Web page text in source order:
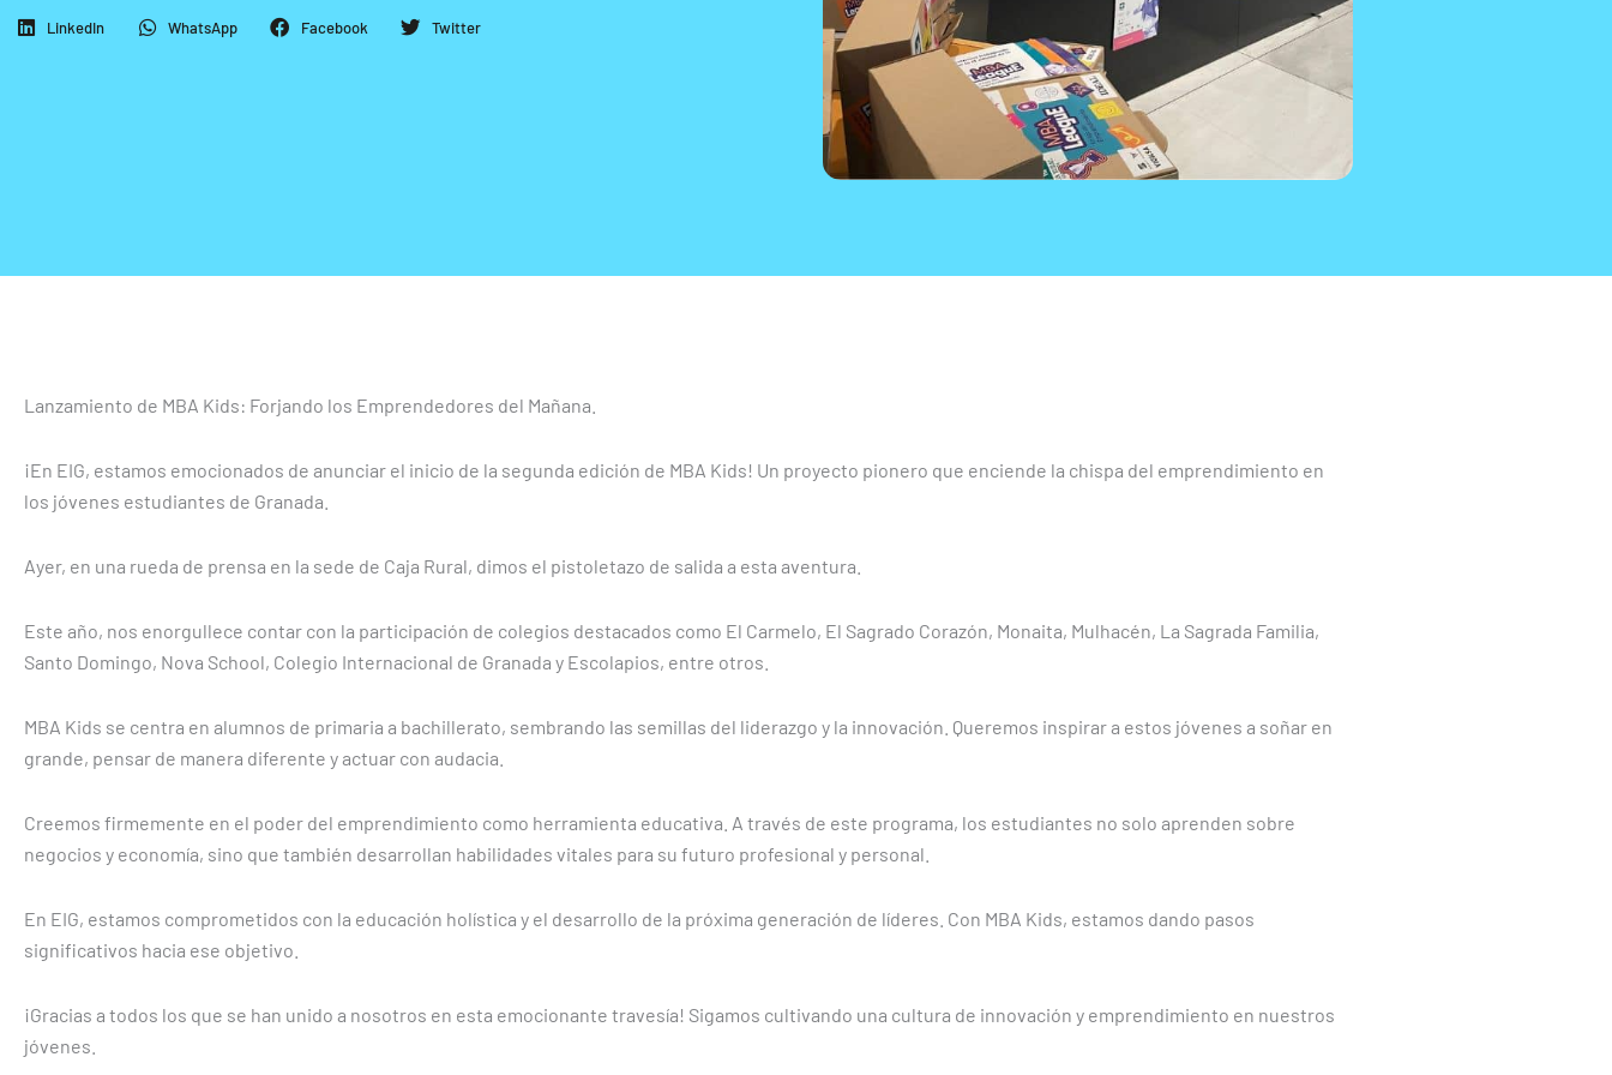
LinkedIn WhatsApp Facebook Twitter
Lanzamiento de MBA Kids: Forjando los Emprendedores del Mañana.
¡En EIG, estamos emocionados de anunciar el inicio de la segunda edición de MBA Kids! Un proyecto pionero que enciende la chispa del emprendimiento en
los jóvenes estudiantes de Granada.
Ayer, en una rueda de prensa en la sede de Caja Rural, dimos el pistoletazo de salida a esta aventura.
Este año, nos enorgullece contar con la participación de colegios destacados como El Carmelo, El Sagrado Corazón, Monaita, Mulhacén, La Sagrada Familia,
Santo Domingo, Nova School, Colegio Internacional de Granada y Escolapios, entre otros.
MBA Kids se centra en alumnos de primaria a bachillerato, sembrando las semillas del liderazgo y la innovación. Queremos inspirar a estos jóvenes a soñar en
grande, pensar de manera diferente y actuar con audacia.
Creemos firmemente en el poder del emprendimiento como herramienta educativa. A través de este programa, los estudiantes no solo aprenden sobre
negocios y economía, sino que también desarrollan habilidades vitales para su futuro profesional y personal.
En EIG, estamos comprometidos con la educación holística y el desarrollo de la próxima generación de líderes. Con MBA Kids, estamos dando pasos
significativos hacia ese objetivo.
¡Gracias a todos los que se han unido a nosotros en esta emocionante travesía! Sigamos cultivando una cultura de innovación y emprendimiento en nuestros
jóvenes.